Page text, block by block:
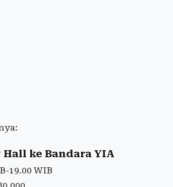
ke Bandara YIA
19.00 WIB